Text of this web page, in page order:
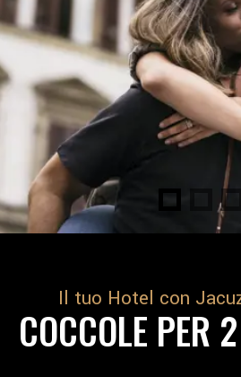
Il tuo Hotel con
COCCOLE PER